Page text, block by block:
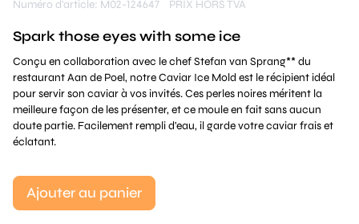
Numéro d'article: M02-124647 PRIX HORS TVA
Spark those eyes with some ice
Conçu en collaboration avec le chef Stefan van Sprang** du
restaurant Aan de Poel, notre Caviar Ice Mold est le récipient idéal
pour servir son caviar à vos invités. Ces perles noires méritent la
meilleure façon de les présenter, et ce moule en fait sans aucun
doute partie. Facilement rempli d'eau, il garde votre caviar frais et
éclatant.
Ajouter au panier